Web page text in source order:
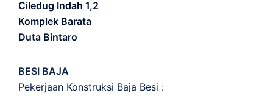
Ciledug Indah 1,2
Komplek Barata
Duta Bintaro
BESI BAJA
Pekerjaan Konstruksi Baja Besi :